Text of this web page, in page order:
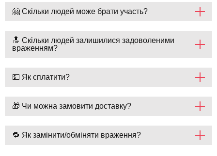
🤗 Скільки людей може брати участь?
🔝 Скільки людей залишилися задоволеними
враженням?
💵 Як сплатити?
🎁 Чи можна замовити доставку?
🔁 Як замінити/обміняти враження?